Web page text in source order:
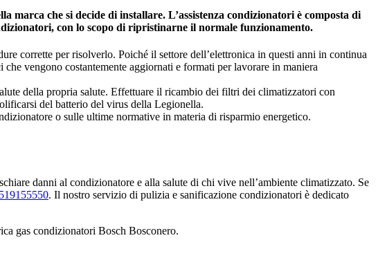
marca che si decide di installare. L’assistenza condizionatori è composta di
con lo scopo di ripristinarne il normale funzionamento.
corrette per risolverlo. Poiché il settore dell’elettronica in questi anni in continua
vengono costantemente aggiornati e formati per lavorare in maniera
della propria salute. Effettuare il ricambio dei filtri dei climatizzatori con
del batterio del virus della Legionella.
o sulle ultime normative in materia di risparmio energetico.
danni al condizionatore e alla salute di chi vive nell’ambiente climatizzato. Se
. Il nostro servizio di pulizia e sanificazione condizionatori è dedicato
gas condizionatori Bosch Bosconero.